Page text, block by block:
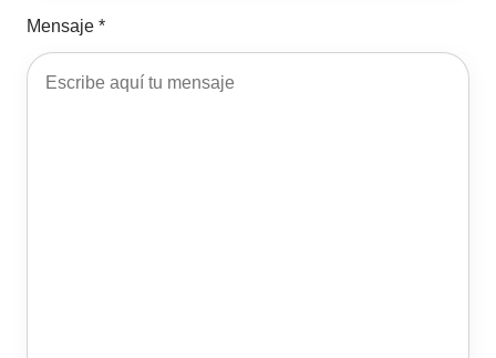
Mensaje *